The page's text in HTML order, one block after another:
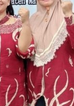
Perkuat
Rahma Brahmana Aug 4,
KOTA PONTIANAK
0